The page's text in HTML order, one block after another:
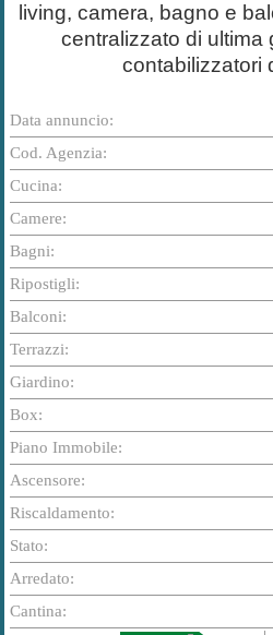
living, camera, bagno e
centralizzato di ultima
contabilizzatori
Data annuncio:
Cod. Agenzia:
Cucina:
Camere:
Bagni:
Ripostigli:
Balconi:
Terrazzi:
Giardino:
Box:
Piano Immobile:
Ascensore:
Riscaldamento:
Stato:
Arredato:
Cantina: